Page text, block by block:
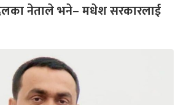
नेताले भने– मधेश सरकारलाई